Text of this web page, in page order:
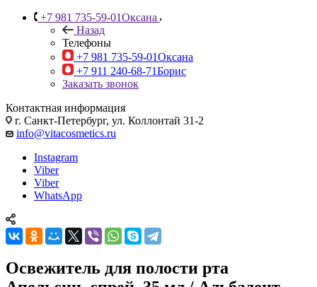
+7 981 735-59-01Оксана
Назад
Телефоны
+7 981 735-59-01Оксана
+7 911 240-68-71Борис
Заказать звонок
Контактная информация
г. Санкт-Петербург, ул. Коллонтай 31-2
info@vitacosmetics.ru
Instagram
Viber
Viber
WhatsApp
Освежитель для полости рта